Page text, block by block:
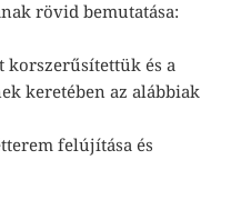
rövid bemutatása:
korszerűsítettük és a
keretében az alábbiak
felújítása és